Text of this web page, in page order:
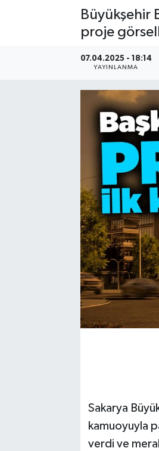
Büyükşehir
proje
07.04.2025 - 18:14
YAYINLANMA
Sakarya
kamuoyuyla
verdi ve